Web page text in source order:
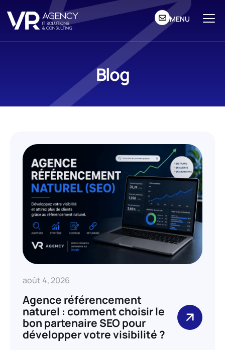
MENU
Blog
août 4, 2026
Agence référencement
naturel : comment choisir le
bon partenaire SEO pour
développer votre visibilité ?